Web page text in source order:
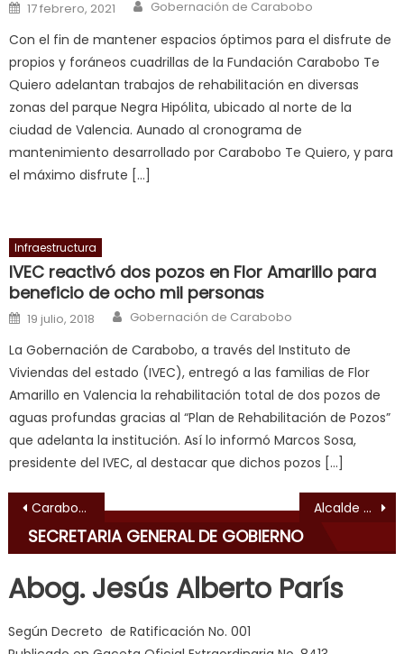
लग
आपक
पस
द,
sexy
bbw
milf
long
hard
fuck,
सच
ह
स
क
य
भ
dancer
milf,
de
Posted on
17 febrero, 2021 Gobernación de Carabobo
Con el fin de mantener espacios óptimos para el disfrute de
propios y foráneos cuadrillas de la Fundación Carabobo Te
Quiero adelantan trabajos de rehabilitación en diversas
zonas del parque Negra Hipólita, ubicado al norte de la
ciudad de Valencia. Aunado al cronograma de
mantenimiento desarrollado por Carabobo Te Quiero, y para
el máximo disfrute […]
Infraestructura
IVEC reactivó dos pozos en Flor Amarillo para
beneficio de ocho mil personas
Posted on
19 julio, 2018 Author
Gobernación de Carabobo
La Gobernación de Carabobo, a través del Instituto de
Viviendas del estado (IVEC), entregó a las familias de Flor
Amarillo en Valencia la rehabilitación total de dos pozos de
aguas profundas gracias al “Plan de Rehabilitación de Pozos”
que adelanta la institución. Así lo informó Marcos Sosa,
presidente del IVEC, al destacar que dichos pozos […]
Navegación de entradas
Carabobo arrojó balance positivo durante Operativo “Semana Santa Segura 2019”Carabobo arrojó balance positivo durante Operativo “Semana Santa Segura 2019” Alcalde Miguel Burgos presentó Informe de Gestión 2018 ante el Concejo Municipal
SECRETARIA GENERAL DE GOBIERNO
Abog. Jesús Alberto París
Según Decreto de Ratificación No. 001